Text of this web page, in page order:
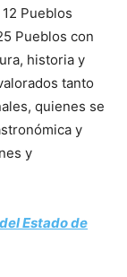
Pueblos
Pueblos con
historia y
tanto
quienes se
y
y
Estado de